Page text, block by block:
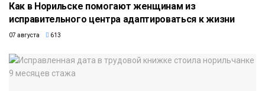
Как в Норильске помогают женщинам из
исправительного центра адаптироваться к жизни
07 августа 613